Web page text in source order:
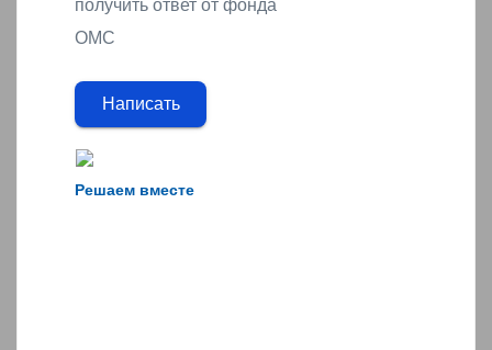
Решаем вместе
получить ответ от фонда
ОМС
Написать